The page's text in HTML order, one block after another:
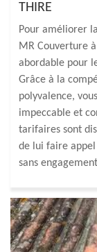
THIRE
Pour améliorer
MR Couverture
abordable pour
Grâce à la
polyvalence,
impeccable et
tarifaires sont
de lui faire
sans